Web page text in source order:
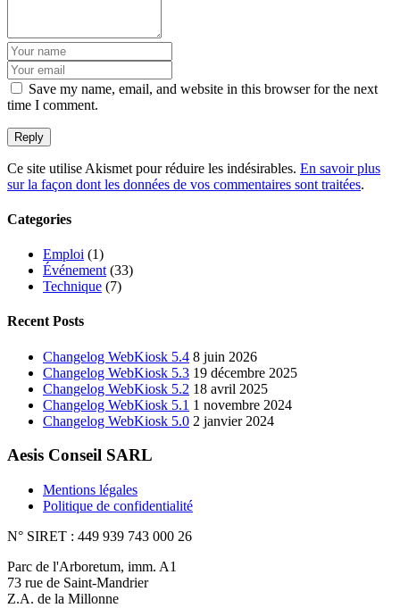
Save my name, email, and website in this browser for the next
time I comment.
Ce site utilise Akismet pour réduire les indésirables. En savoir plus
sur la façon dont les données de vos commentaires sont traitées.
Categories
Emploi (1)
Événement (33)
Technique (7)
Recent Posts
Changelog WebKiosk 5.4 8 juin 2026
Changelog WebKiosk 5.3 19 décembre 2025
Changelog WebKiosk 5.2 18 avril 2025
Changelog WebKiosk 5.1 1 novembre 2024
Changelog WebKiosk 5.0 2 janvier 2024
Aesis Conseil SARL
Mentions légales
Politique de confidentialité
N° SIRET : 449 939 743 000 26
Parc de l'Arboretum, imm. A1
73 rue de Saint-Mandrier
Z.A. de la Millonne